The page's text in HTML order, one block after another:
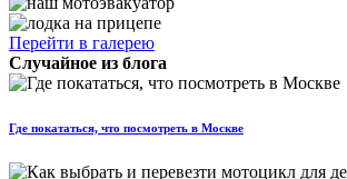
Перейти в галерею
Случайное из блога
Где покататься, что посмотреть в Москве